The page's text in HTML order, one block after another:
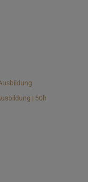
| 50h